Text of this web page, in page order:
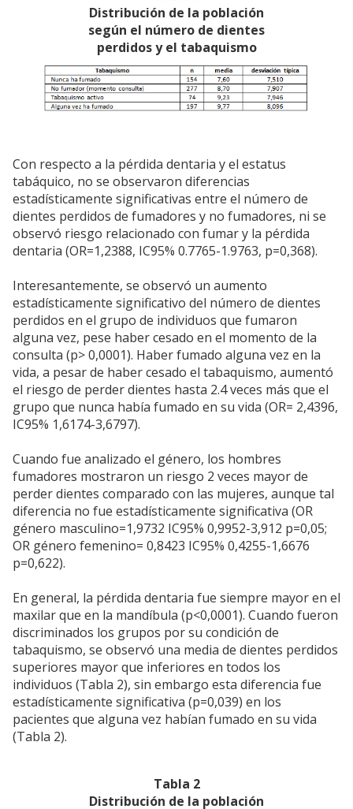
Distribución de la población
según el número de dientes
perdidos y el tabaquismo
Con respecto a la pérdida dentaria y el estatus
tabáquico, no se observaron diferencias
estadísticamente significativas entre el número de
dientes perdidos de fumadores y no fumadores, ni se
observó riesgo relacionado con fumar y la pérdida
dentaria (OR=1,2388, IC95% 0.7765-1.9763, p=0,368).
Interesantemente, se observó un aumento
estadísticamente significativo del número de dientes
perdidos en el grupo de individuos que fumaron
alguna vez, pese haber cesado en el momento de la
consulta (p> 0,0001). Haber fumado alguna vez en la
vida, a pesar de haber cesado el tabaquismo, aumentó
el riesgo de perder dientes hasta 2.4 veces más que el
grupo que nunca había fumado en su vida (OR= 2,4396,
IC95% 1,6174-3,6797).
Cuando fue analizado el género, los hombres
fumadores mostraron un riesgo 2 veces mayor de
perder dientes comparado con las mujeres, aunque tal
diferencia no fue estadísticamente significativa (OR
género masculino=1,9732 IC95% 0,9952-3,912 p=0,05;
OR género femenino= 0,8423 IC95% 0,4255-1,6676
p=0,622).
En general, la pérdida dentaria fue siempre mayor en el
maxilar que en la mandíbula (p<0,0001). Cuando fueron
discriminados los grupos por su condición de
tabaquismo, se observó una media de dientes perdidos
superiores mayor que inferiores en todos los
individuos (Tabla 2), sin embargo esta diferencia fue
estadísticamente significativa (p=0,039) en los
pacientes que alguna vez habían fumado en su vida
(Tabla 2).
Tabla 2
Distribución de la población